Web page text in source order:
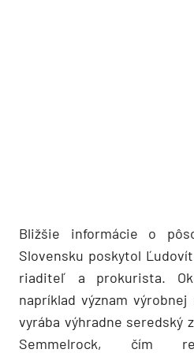
Bližšie informácie o
Slovensku poskytol
riaditeľ a prokurista.
napríklad význam
vyrába výhradne seredský
Semmelrock, čím